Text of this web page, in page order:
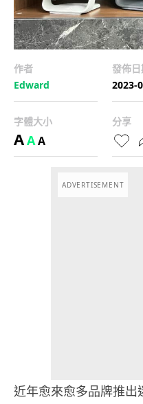
作者
Edward
發佈日
2023-
字體大小
AAA
分享
ADVERTISEMENT
近年愈來愈多品牌推出